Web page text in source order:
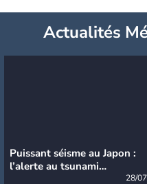
Actualités
Puissant séisme au Japon :
l’alerte au tsunami
28/07